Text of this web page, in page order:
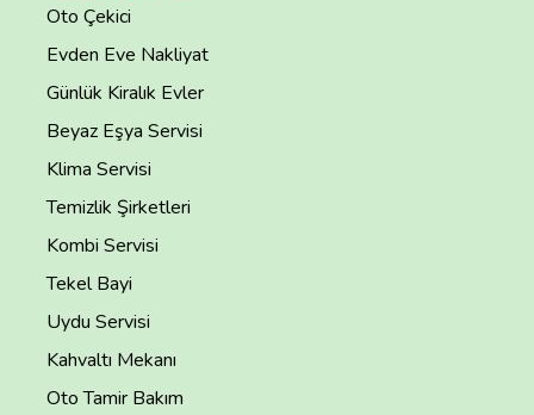
Oto Çekici
Evden Eve Nakliyat
Günlük Kiralık Evler
Beyaz Eşya Servisi
Klima Servisi
Temizlik Şirketleri
Kombi Servisi
Tekel Bayi
Uydu Servisi
Kahvaltı Mekanı
Oto Tamir Bakım